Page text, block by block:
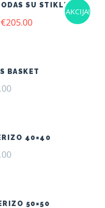
AKCIJA!
SU STIKLU
Original
€205.00Current
BASKET
40×40
50×50